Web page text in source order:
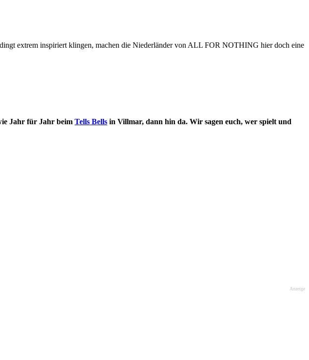
extrem inspiriert klingen, machen die Niederländer von ALL FOR NOTHING hier doch eine
Jahr für Jahr beim Tells Bells in Villmar, dann hin da. Wir sagen euch, wer spielt und
Anzeige